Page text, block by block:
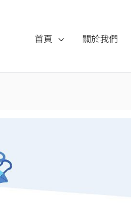
首頁 關於我們